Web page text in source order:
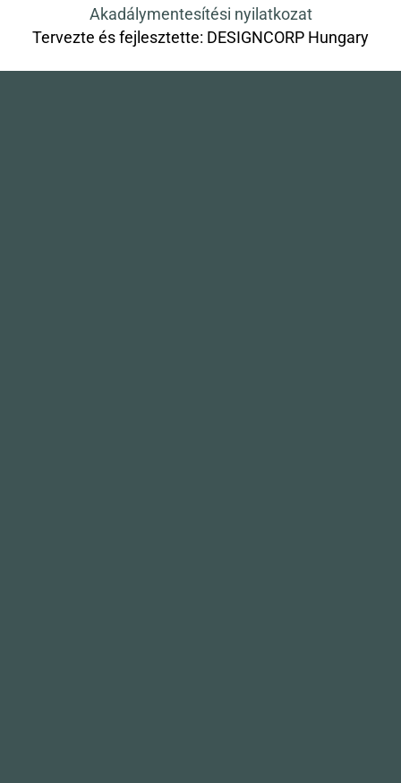
Akadálymentesítési nyilatkozat
Tervezte és fejlesztette: DESIGNCORP Hungary